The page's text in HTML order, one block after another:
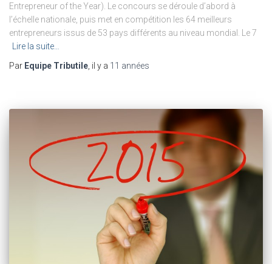
Entrepreneur of the Year). Le concours se déroule d’abord à
l’échelle nationale, puis met en compétition les 64 meilleurs
entrepreneurs issus de 53 pays différents au niveau mondial. Le 7
Lire la suite…
Par Equipe Tributile , il y a 11 années